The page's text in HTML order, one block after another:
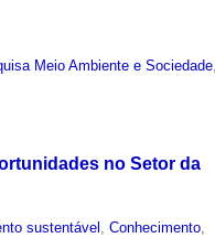
Meio Ambiente e Sociedade
no Setor da
sustentável ,Conhecimento